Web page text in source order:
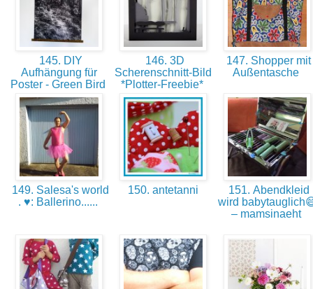
145. DIY
Aufhängung für
Poster - Green Bird
146. 3D
Scherenschnitt-Bild
*Plotter-Freebie*
147. Shopper mit
Außentasche
149. Salesa's world
. ♥: Ballerino......
150. antetanni
151. Abendkleid
wird
– mamsinaeht